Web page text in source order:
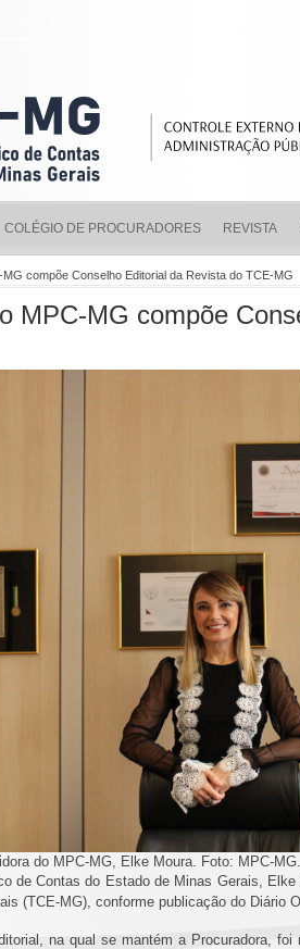
COLÉGIO DE PROCURADORES REVISTA
compõe Conselho Editorial da Revista do TCE-MG
MPC-MG compõe
do MPC-MG, Elke Moura. Foto: MPC-MG.
de Contas do Estado de Minas Gerais,
(TCE-MG), conforme publicação do Diário
na qual se mantém a Procuradora,